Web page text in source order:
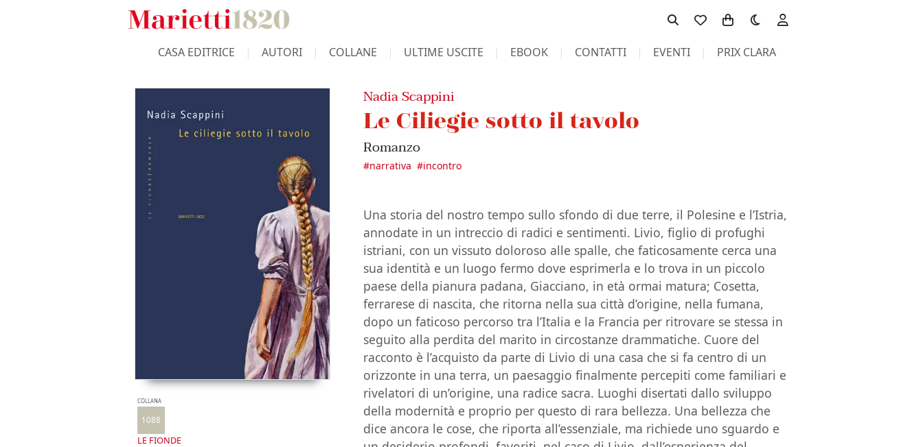
Toggle theme
CASA EDITRICE AUTORI COLLANE ULTIME USCITE EBOOK CONTATTI EVENTI PRIX CLARA
COLLANA
1088
LE FIONDE
Nadia Scappini
Le Ciliegie sotto il tavolo
Romanzo
#narrativa #incontro
Una storia del nostro tempo sullo sfondo di due terre, il Polesine e l’Istria,
annodate in un intreccio di radici e sentimenti. Livio, figlio di profughi
istriani, con un vissuto doloroso alle spalle, che faticosamente cerca una
sua identità e un luogo fermo dove esprimerla e lo trova in un piccolo
paese della pianura padana, Giacciano, in età ormai matura; Cosetta,
ferrarese di nascita, che ritorna nella sua città d’origine, nella fumana,
dopo un faticoso percorso tra l’Italia e la Francia per ritrovare se stessa in
seguito alla perdita del marito in circostanze drammatiche. Cuore del
racconto è l’acquisto da parte di Livio di una casa che si fa centro di un
orizzonte in una terra, un paesaggio finalmente percepiti come familiari e
rivelatori di un’origine, una radice sacra. Luoghi disertati dallo sviluppo
della modernità e proprio per questo di rara bellezza. Una bellezza che
dice ancora le cose, che riporta all’essenziale, ma richiede uno sguardo e